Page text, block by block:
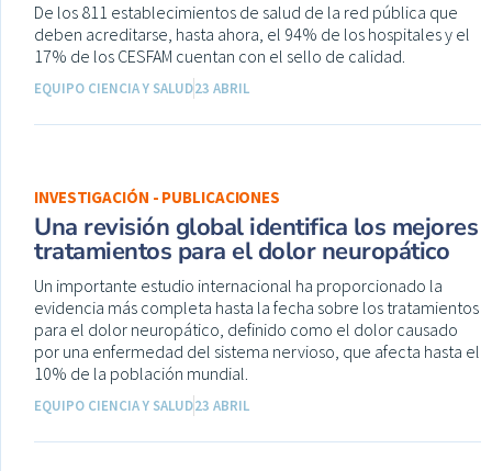
De los 811 establecimientos de salud de la red pública que
deben acreditarse, hasta ahora, el 94% de los hospitales y el
17% de los CESFAM cuentan con el sello de calidad.
EQUIPO CIENCIA Y SALUD23 ABRIL
INVESTIGACIÓN - PUBLICACIONES
Una revisión global identifica los mejores
tratamientos para el dolor neuropático
Un importante estudio internacional ha proporcionado la
evidencia más completa hasta la fecha sobre los tratamientos
para el dolor neuropático, definido como el dolor causado
por una enfermedad del sistema nervioso, que afecta hasta el
10% de la población mundial.
EQUIPO CIENCIA Y SALUD23 ABRIL